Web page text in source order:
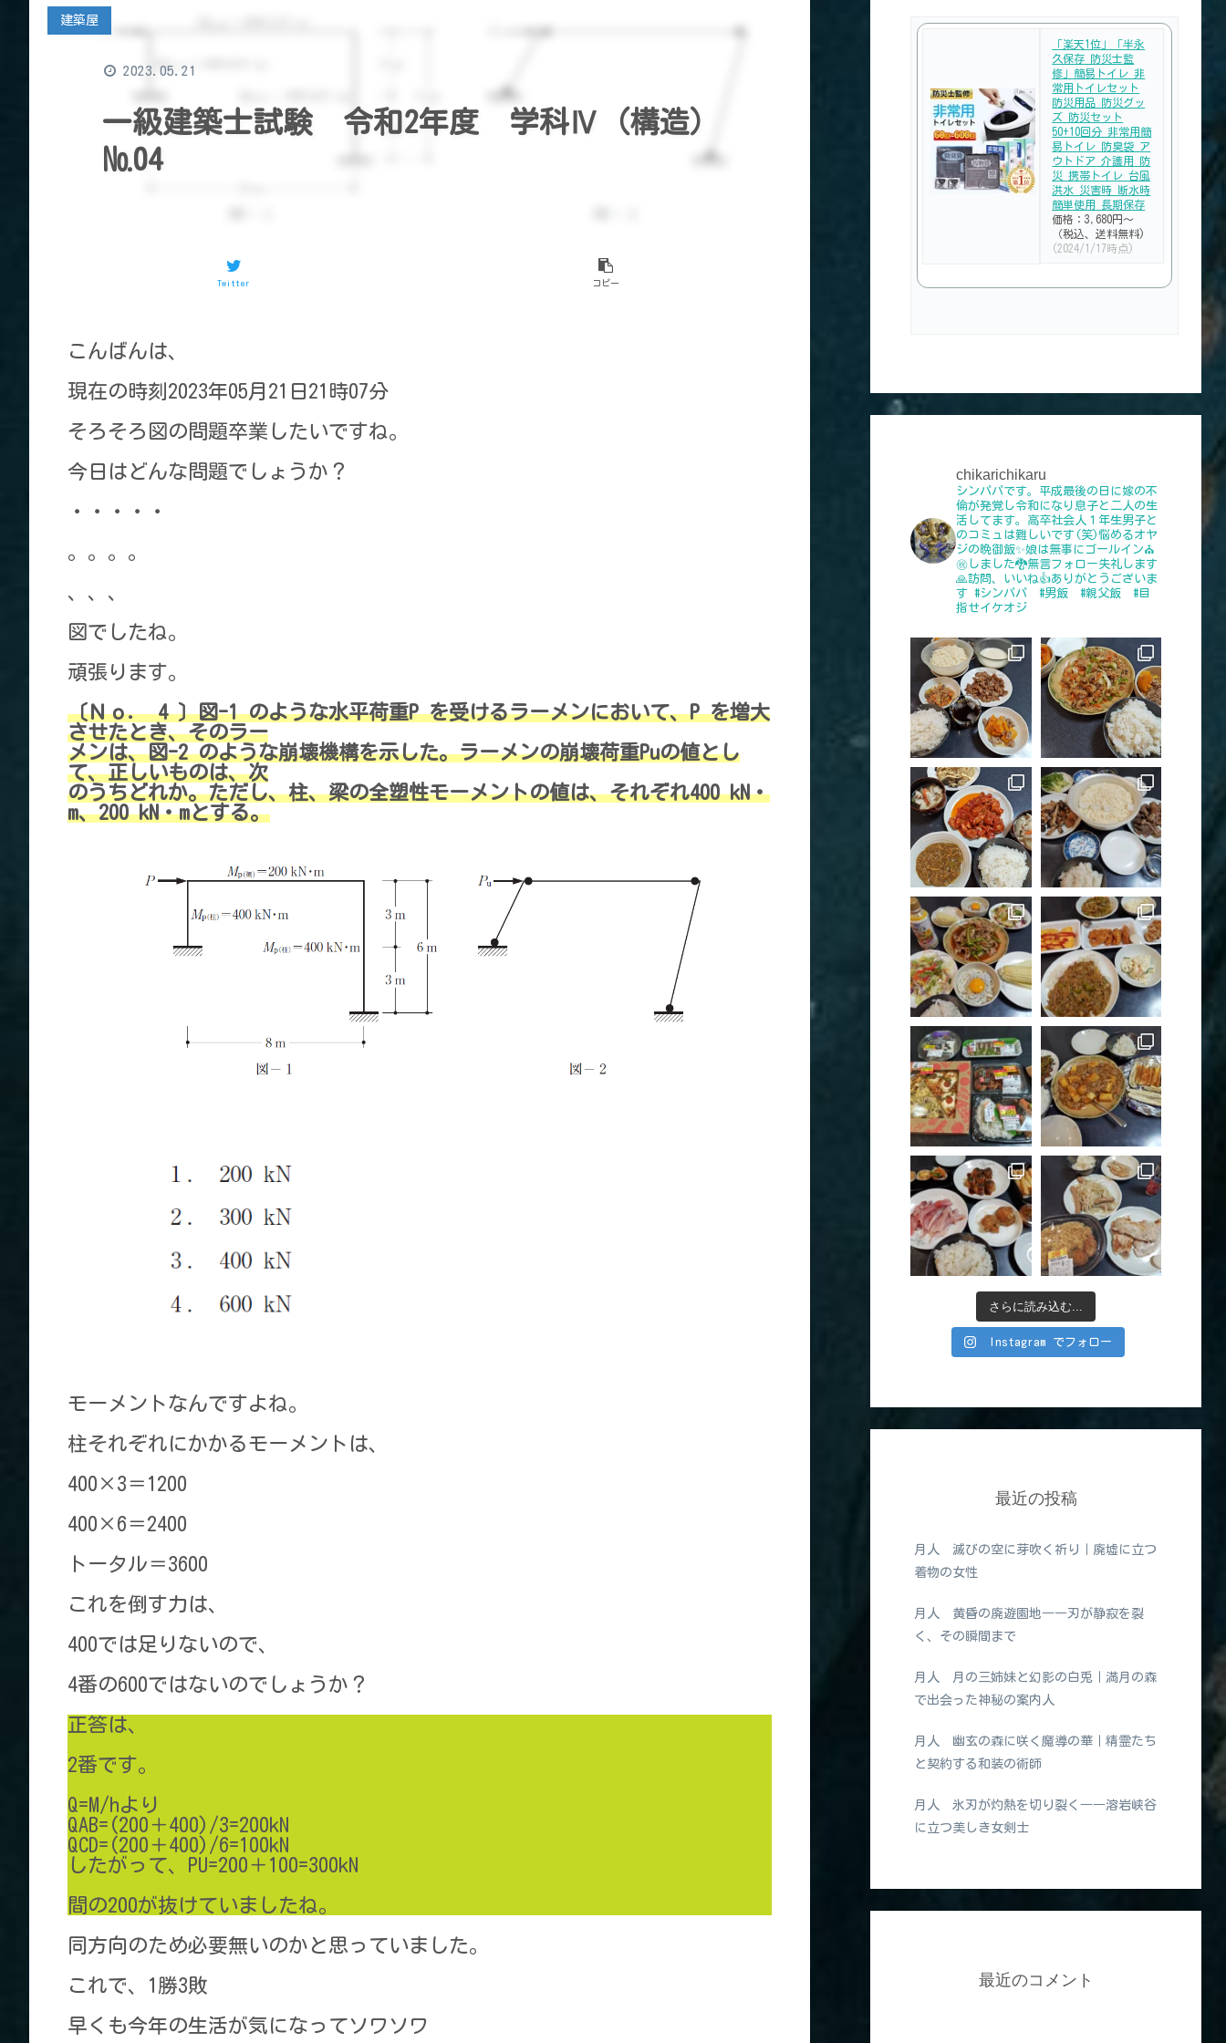
一級建築士試験 令和2年度 学科Ⅳ（構造）
№04
建築屋
Twitter コピー
2023.05.21
こんばんは、
現在の時刻2023年05月21日21時07分
そろそろ図の問題卒業したいですね。
今日はどんな問題でしょうか？
・・・・・
。。。。
、、、
図でしたね。
頑張ります。
〔Ｎｏ． 4 〕図-1 のような水平荷重P を受けるラーメンにおいて、P を増大
させたとき、そのラー
メンは、図-2 のような崩壊機構を示した。ラーメンの崩壊荷重Puの値とし
て、正しいものは、次
のうちどれか。ただし、柱、梁の全塑性モーメントの値は、それぞれ400 kN・
m、200 kN・mとする。
モーメントなんですよね。
柱それぞれにかかるモーメントは、
400×3＝1200
400×6＝2400
トータル＝3600
これを倒す力は、
400では足りないので、
4番の600ではないのでしょうか？
正答は、
2番です。
Q=M/hより
QAB=(200＋400)/3=200kN
QCD=(200＋400)/6=100kN
したがって、PU=200＋100=300kN
間の200が抜けていましたね。
同方向のため必要無いのかと思っていました。
これで、1勝3敗
早くも今年の生活が気になってソワソワ
「楽天1位」「半永
久保存 防災士監
修」簡易トイレ 非
常用トイレセット
防災用品 防災グッ
ズ 防災セット
50+10回分 非常用簡
易トイレ 防臭袋 ア
ウトドア 介護用 防
災 携帯トイレ 台風
洪水 災害時 断水時
簡単使用 長期保存
価格：3,680円～
（税込、送料無料)
(2024/1/17時点)
chikarichikaru
シンパパです。平成最後の日に嫁の不
倫が発覚し令和になり息子と二人の生
活してます。高卒社会人１年生男子と
のコミュは難しいです(笑)悩めるオヤ
ジの晩御飯✨娘は無事にゴールイン⛪
㊗️しました🐉無言フォロー失礼します
🙏訪問、いいね👍️ありがとうございま
す #シンパパ #男飯 #親父飯 #目
指せイケオジ
さらに読み込む...
Instagram でフォロー
最近の投稿
月人 滅びの空に芽吹く祈り｜廃墟に立つ
着物の女性
月人 黄昏の廃遊園地――刃が静寂を裂
く、その瞬間まで
月人 月の三姉妹と幻影の白兎｜満月の森
で出会った神秘の案内人
月人 幽玄の森に咲く魔導の華｜精霊たち
と契約する和装の術師
月人 氷刃が灼熱を切り裂く――溶岩峡谷
に立つ美しき女剣士
最近のコメント